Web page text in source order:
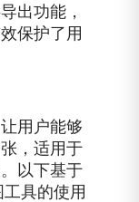
出功能，
保护了用
用户能够
，适用于
以下基于
具的使用